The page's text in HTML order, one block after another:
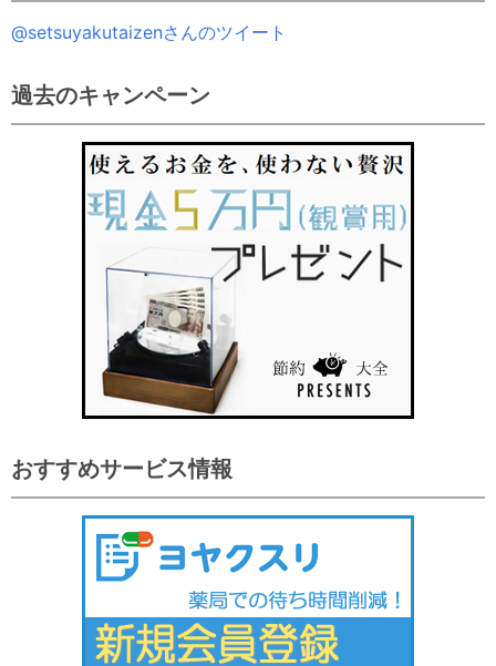
@setsuyakutaizenさんのツイート
過去のキャンペーン
おすすめサービス情報